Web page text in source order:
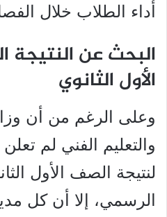
أداء الطلاب خلال
البحث عن النتيجة
الأول الثانوي
وعلى الرغم من أن
والتعليم الفني لم
لنتيجة الصف الأول
الرسمي، إلا أن كل